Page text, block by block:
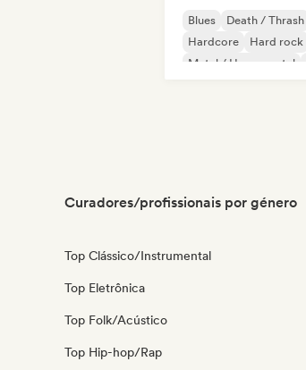
Blues Death / Thrash
Hardcore
Hard rock
Metal / Heavy metal
Curadores/profissionais por género
Top Clássico/Instrumental
Top Eletrônica
Top Folk/Acústico
Top Hip-hop/Rap